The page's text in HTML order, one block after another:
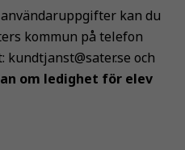
kan du
kommun på telefon
kundtjanst@sater.se och
om ledighet för elev